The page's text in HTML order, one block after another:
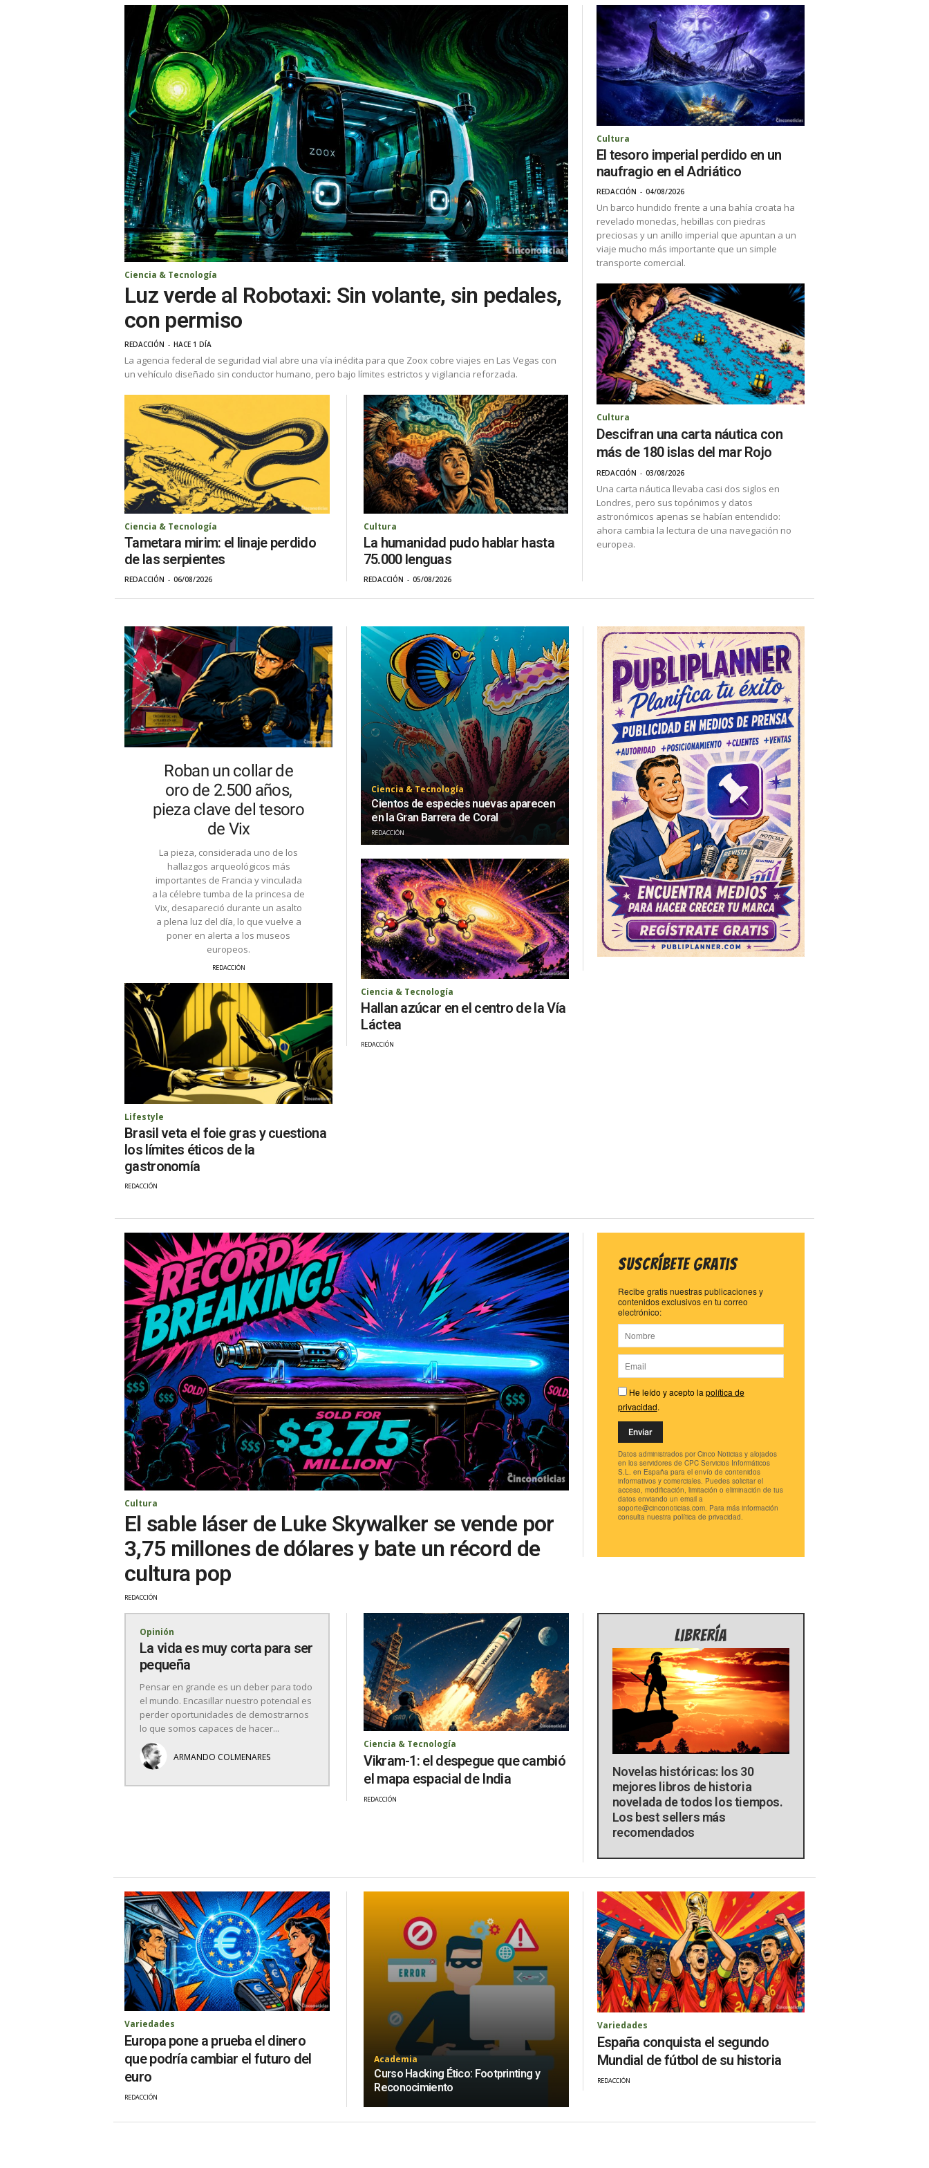
Ciencia & Tecnología
Luz verde al Robotaxi: Sin volante, sin pedales,
con permiso
REDACCIÓN - HACE 1 DÍA
La agencia federal de seguridad vial abre una vía inédita para que Zoox cobre viajes en Las Vegas con
un vehículo diseñado sin conductor humano, pero bajo límites estrictos y vigilancia reforzada.
Ciencia & Tecnología
Tametara mirim: el linaje perdido
de las serpientes
REDACCIÓN - 06/08/2026
Cultura
La humanidad pudo hablar hasta
75.000 lenguas
REDACCIÓN - 05/08/2026
Cultura
El tesoro imperial perdido en un
naufragio en el Adriático
REDACCIÓN - 04/08/2026
Un barco hundido frente a una bahía croata ha
revelado monedas, hebillas con piedras
preciosas y un anillo imperial que apuntan a un
viaje mucho más importante que un simple
transporte comercial.
Cultura
Descifran una carta náutica con
más de 180 islas del mar Rojo
REDACCIÓN - 03/08/2026
Una carta náutica llevaba casi dos siglos en
Londres, pero sus topónimos y datos
astronómicos apenas se habían entendido:
ahora cambia la lectura de una navegación no
europea.
Roban un collar de
oro de 2.500 años,
pieza clave del tesoro
de Vix
La pieza, considerada uno de los
hallazgos arqueológicos más
importantes de Francia y vinculada
a la célebre tumba de la princesa de
Vix, desapareció durante un asalto
a plena luz del día, lo que vuelve a
poner en alerta a los museos
europeos.
REDACCIÓN
Lifestyle
Brasil veta el foie gras y cuestiona
los límites éticos de la
gastronomía
REDACCIÓN
Ciencia & Tecnología
Cientos de especies nuevas aparecen
en la Gran Barrera de Coral
REDACCIÓN
Ciencia & Tecnología
Hallan azúcar en el centro de la Vía
Láctea
REDACCIÓN
Cultura
El sable láser de Luke Skywalker se vende por
3,75 millones de dólares y bate un récord de
cultura pop
REDACCIÓN
Suscríbete gratis
Recibe gratis nuestras publicaciones y
contenidos exclusivos en tu correo
electrónico:
He leído y acepto la política de
privacidad.
Datos administrados por Cinco Noticias y alojados
en los servidores de CPC Servicios Informáticos
S.L. en España para el envío de contenidos
informativos y comerciales. Puedes solicitar el
acceso, modificación, limitación o eliminación de tus
datos enviando un email a
soporte@cinconoticias.com. Para más información
consulta nuestra política de privacidad.
Opinión
La vida es muy corta para ser
pequeña
Pensar en grande es un deber para todo
el mundo. Encasillar nuestro potencial es
perder oportunidades de demostrarnos
lo que somos capaces de hacer...
ARMANDO COLMENARES
Ciencia & Tecnología
Vikram-1: el despegue que cambió
el mapa espacial de India
REDACCIÓN
Librería
Novelas históricas: los 30
mejores libros de historia
novelada de todos los tiempos.
Los best sellers más
recomendados
Variedades
Europa pone a prueba el dinero
que podría cambiar el futuro del
euro
REDACCIÓN
Academia
Curso Hacking Ético: Footprinting y
Reconocimiento
Variedades
España conquista el segundo
Mundial de fútbol de su historia
REDACCIÓN